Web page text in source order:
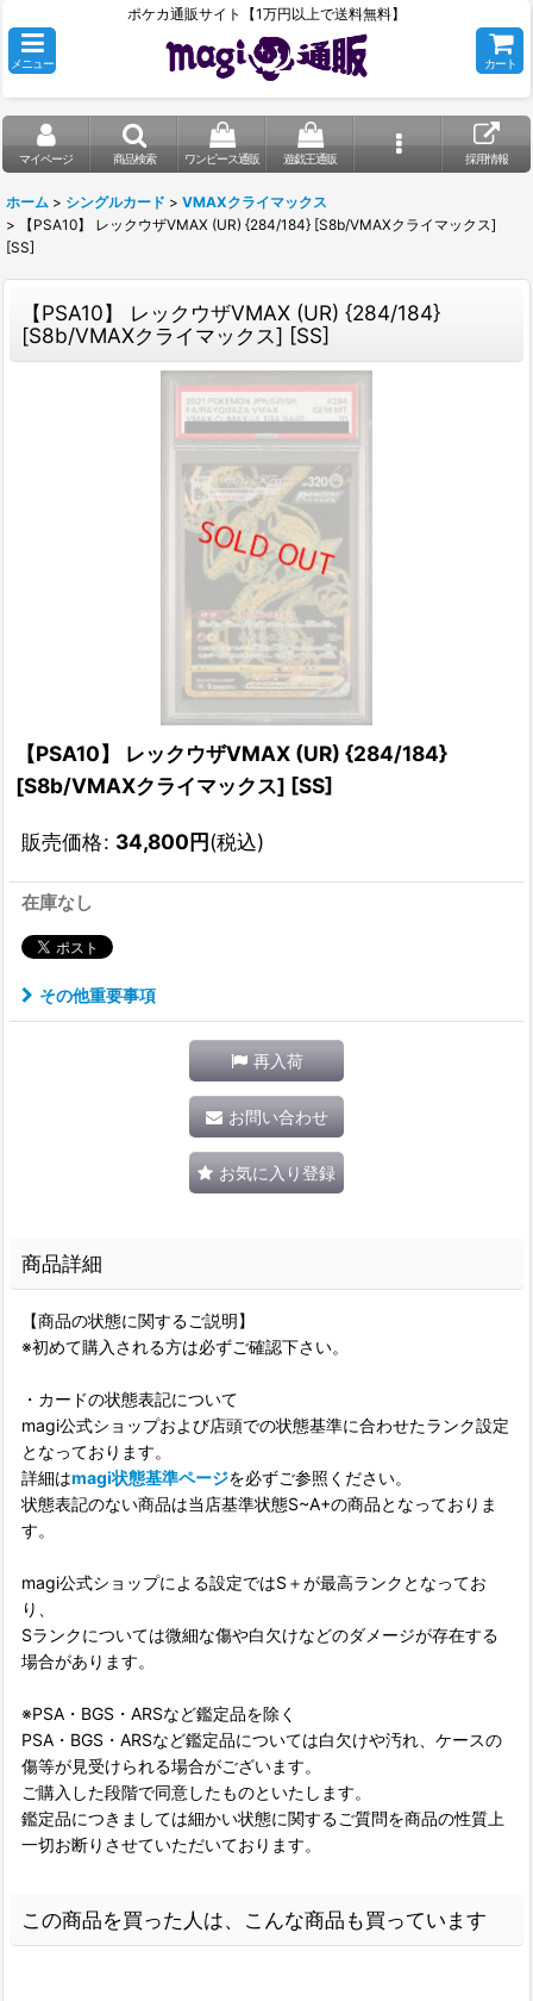
ポケカ通販サイト【1万円以上で送料無料】
メニュー カート
マイページ 商品検索 ワンピース通販 遊戯王通販 採用情報
ホーム > シングルカード > VMAXクライマックス
>
【PSA10】 レックウザVMAX (UR) {284/184} [S8b/VMAXクライマックス]
[SS]
【PSA10】 レックウザVMAX (UR) {284/184}
[S8b/VMAXクライマックス] [SS]
【PSA10】 レックウザVMAX (UR) {284/184}
[S8b/VMAXクライマックス] [SS]
販売価格: 34,800円(税込)
在庫なし
その他重要事項
再入荷
お問い合わせ
お気に入り登録
商品詳細
【商品の状態に関するご説明】
※初めて購入される方は必ずご確認下さい。
・カードの状態表記について
magi公式ショップおよび店頭での状態基準に合わせたランク設定
となっております。
詳細はmagi状態基準ページを必ずご参照ください。
状態表記のない商品は当店基準状態S~A+の商品となっておりま
す。
magi公式ショップによる設定ではS＋が最高ランクとなってお
り、
Sランクについては微細な傷や白欠けなどのダメージが存在する
場合があります。
※PSA・BGS・ARSなど鑑定品を除く
PSA・BGS・ARSなど鑑定品については白欠けや汚れ、ケースの
傷等が見受けられる場合がございます。
ご購入した段階で同意したものといたします。
鑑定品につきましては細かい状態に関するご質問を商品の性質上
一切お断りさせていただいております。
この商品を買った人は、こんな商品も買っています